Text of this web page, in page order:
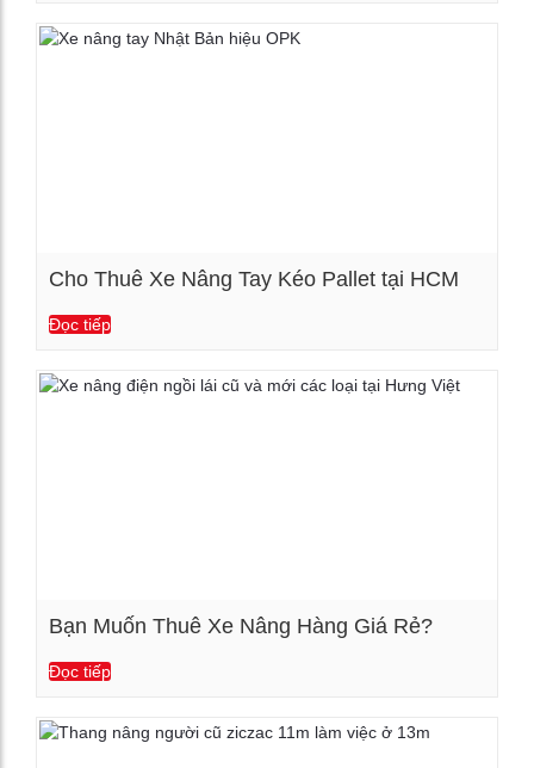
Cho Thuê Xe Nâng Tay Kéo Pallet tại HCM
Đọc tiếp
Bạn Muốn Thuê Xe Nâng Hàng Giá Rẻ?
Đọc tiếp